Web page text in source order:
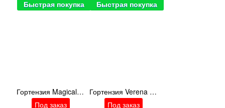
Быстрая покупка Быстрая покупка
Гортензия Magical Revolution Blue
Под заказ
Гортензия Verena Blue 50cm
Под заказ